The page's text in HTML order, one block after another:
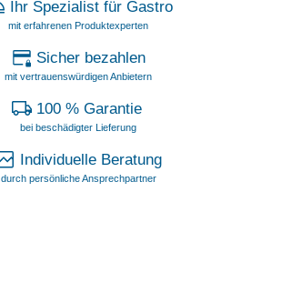
Ihr Spezialist für Gastro
mit erfahrenen Produktexperten
Sicher bezahlen
mit vertrauenswürdigen Anbietern
100 % Garantie
bei beschädigter Lieferung
Individuelle Beratung
durch persönliche Ansprechpartner